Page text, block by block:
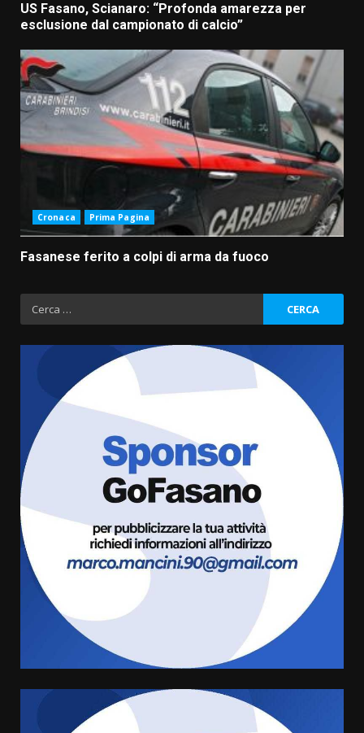
US Fasano, Scianaro: “Profonda amarezza per
esclusione dal campionato di calcio”
Cronaca Prima Pagina
Fasanese ferito a colpi di arma da fuoco
Ricerca
per:
Fasanese ferito a colpi di arma
da fuoco
6 Agosto 2026 18:13
Carta d’identità: continua il piano
di aperture straordinarie del
Comune di Fasano
cittadina di Fratelli d’Italia,
pronta a tornare in Consiglio
comunale